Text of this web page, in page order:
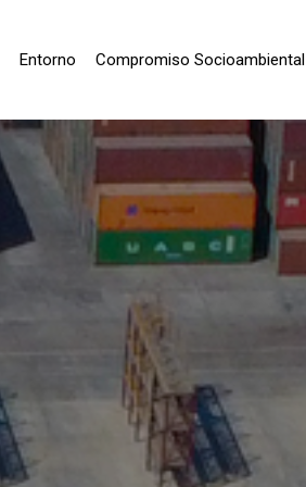
Entorno Compromiso Socioambiental